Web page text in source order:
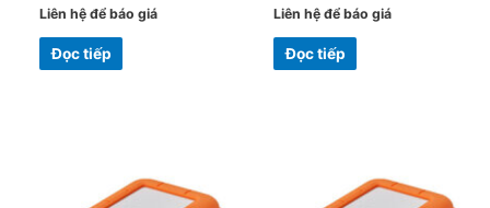
Liên hệ để báo giá
Đọc tiếp
Liên hệ để báo giá
Đọc tiếp